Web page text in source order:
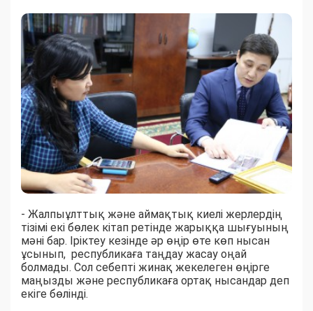
- Жалпыұлттық және аймақтық киелі жерлердің
тізімі екі бөлек кітап ретінде жарыққа шығуының
мәні бар. Іріктеу кезінде әр өңір өте көп нысан
ұсынып, республикаға таңдау жасау оңай
болмады. Сол себепті жинақ жекелеген өңірге
маңызды және республикаға ортақ нысандар деп
екіге бөлінді.